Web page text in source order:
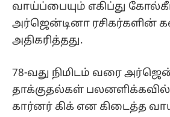
வாய்ப்பையும் எகிப்து
அர்ஜென்டினா ரசிகர்களின்
அதிகரித்தது.
78-வது நிமிடம் வரை
தாக்குதல்கள்
கார்னர் கிக் என கிடைத்த